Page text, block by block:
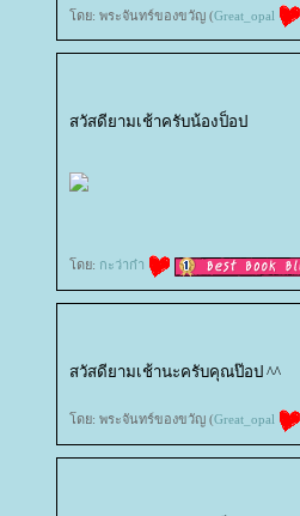
ดย: พระจันทร์ของขวัญ (Great_opal
สวัสดียามเช้าครับน้องป็อป
ดย: กะว่าก๋า
สวัสดียามเช้านะครับคุณป๊อป ^^
ดย: พระจันทร์ของขวัญ (Great_opal